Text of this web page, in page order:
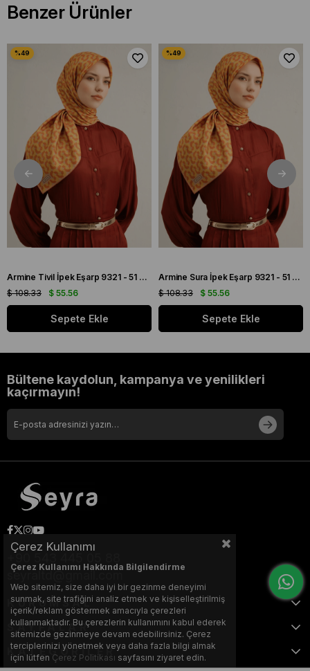
Benzer Ürünler
Armine Tivil İpek Eşarp 9321 - 51 Turuncu Karışık Desen
$ 55.56
$ 108.33
Sepete Ekle
Armine Sura İpek Eşarp 9321 - 51 Turuncu Karışık Desen
$ 55.56
$ 108.33
Sepete Ekle
Bültene kaydolun, kampanya ve yenilikleri
kaçırmayın!
seyraltd@gmail.com
KURUMSAL
SAYFALAR
KATEGORİLER
Çerez Kullanımı
Çerez Kullanımı Hakkında Bilgilendirme
Web sitemiz, size daha iyi bir gezinme deneyimi
sunmak, site trafiğini analiz etmek ve kişiselleştirilmiş
içerik/reklam göstermek amacıyla çerezleri
kullanmaktadır. Bu çerezlerin kullanımını kabul ederek
sitemizde gezinmeye devam edebilirsiniz. Çerez
terciplerinizi yönetmek veya daha fazla bilgi almak
için lütfen Çerez Politikası sayfasını ziyaret edin.